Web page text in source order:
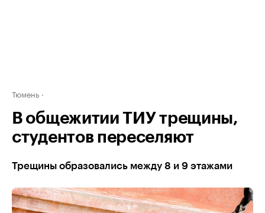
Тюмень
В общежитии ТИУ трещины,
студентов переселяют
Трещины образовались между 8 и 9 этажами